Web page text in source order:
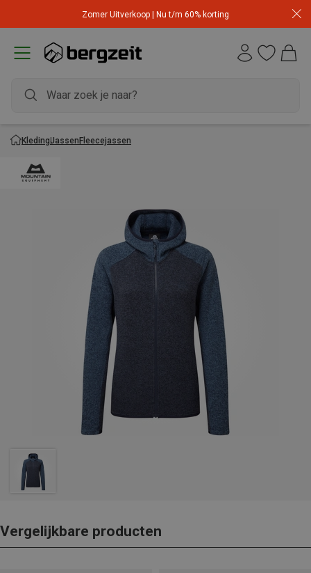
Zomer Uitverkoop | Nu t/m 60% korting
KledingJassenFleecejassen
Vergelijkbare producten